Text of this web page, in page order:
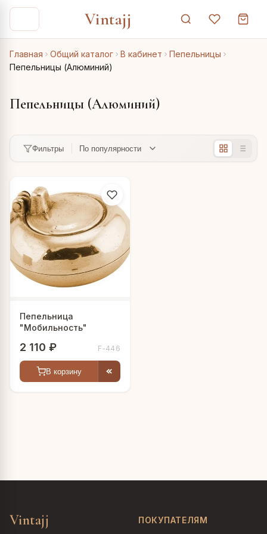
Vintajj
Главная Общий каталог В кабинет
Пепельницы
Пепельницы (Алюминий)
Пепельницы (Алюминий)
Фильтры
Пепельница
"Мобильность"
2 110 ₽ F-446
В корзину
Vintajj ПОКУПАТЕЛЯМ